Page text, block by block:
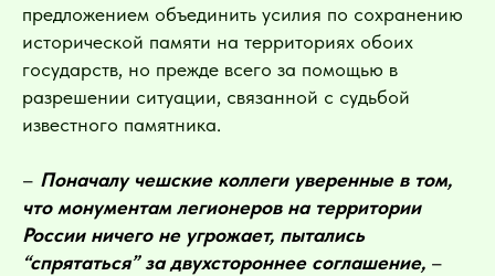
предложением объединить усилия по сохранению
исторической памяти на территориях обоих
государств, но прежде всего за помощью в
разрешении ситуации, связанной с судьбой
известного памятника.
– Поначалу чешские коллеги уверенные в том,
что монументам легионеров на территории
России ничего не угрожает, пытались
“спрятаться” за двухстороннее соглашение, –